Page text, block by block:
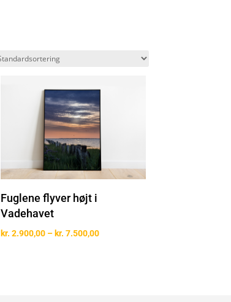
Fuglene flyver højt i
Vadehavet
kr. 2.900,00 – kr. 7.500,00Prisinterval: